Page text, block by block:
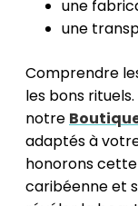
une
une
Comprendre
les bons
notre
adaptés à
honorons
caribéenne et